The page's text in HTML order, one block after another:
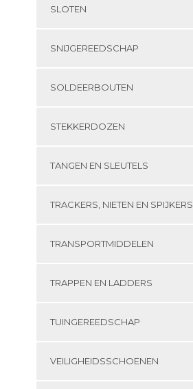
SLOTEN
SNIJGEREEDSCHAP
SOLDEERBOUTEN
STEKKERDOZEN
TANGEN EN SLEUTELS
TRACKERS, NIETEN EN SPIJKERS
TRANSPORTMIDDELEN
TRAPPEN EN LADDERS
TUINGEREEDSCHAP
VEILIGHEIDSSCHOENEN